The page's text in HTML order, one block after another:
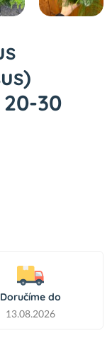
20-30
Doručíme do
13.08.2026